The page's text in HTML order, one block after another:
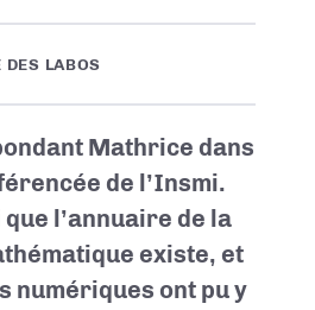
DES LABOS
Mathrice dans
de l’Insmi.
que l’annuaire de la
existe, et
numériques ont pu y